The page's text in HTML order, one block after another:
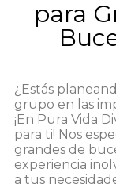
para
¿Estás
grupo en las
¡En Pura Vida
para ti! Nos
grandes de
experiencia
a tus